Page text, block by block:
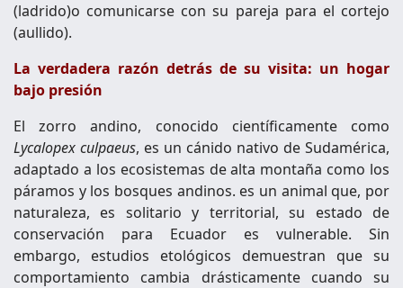
(ladrido)o comunicarse con su pareja para el cortejo
(aullido).
La verdadera razón detrás de su visita: un hogar
bajo presión
El zorro andino, conocido científicamente como
Lycalopex culpaeus, es un cánido nativo de Sudamérica,
adaptado a los ecosistemas de alta montaña como los
páramos y los bosques andinos. es un animal que, por
naturaleza, es solitario y territorial, su estado de
conservación para Ecuador es vulnerable. Sin
embargo, estudios etológicos demuestran que su
comportamiento cambia drásticamente cuando su